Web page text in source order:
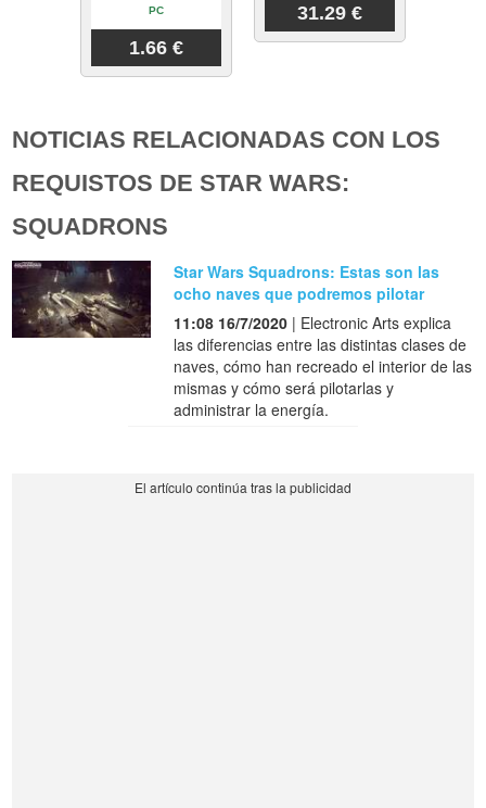
PC
1.66 €
31.29 €
NOTICIAS RELACIONADAS CON LOS
REQUISTOS DE STAR WARS:
SQUADRONS
Star Wars Squadrons: Estas son las
ocho naves que podremos pilotar
11:08 16/7/2020 | Electronic Arts explica
las diferencias entre las distintas clases de
naves, cómo han recreado el interior de las
mismas y cómo será pilotarlas y
administrar la energía.